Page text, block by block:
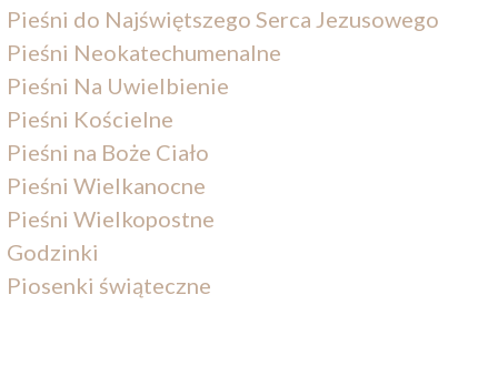
Pieśni do Najświętszego Serca Jezusowego
Pieśni Neokatechumenalne
Pieśni Na Uwielbienie
Pieśni Kościelne
Pieśni na Boże Ciało
Pieśni Wielkanocne
Pieśni Wielkopostne
Godzinki
Piosenki świąteczne